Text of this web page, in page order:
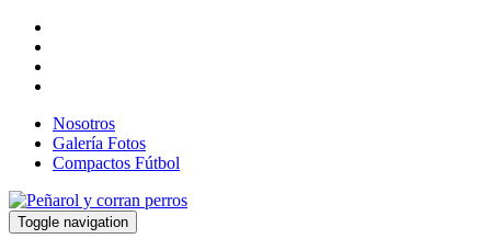
Nosotros
Galería Fotos
Compactos Fútbol
Toggle navigation